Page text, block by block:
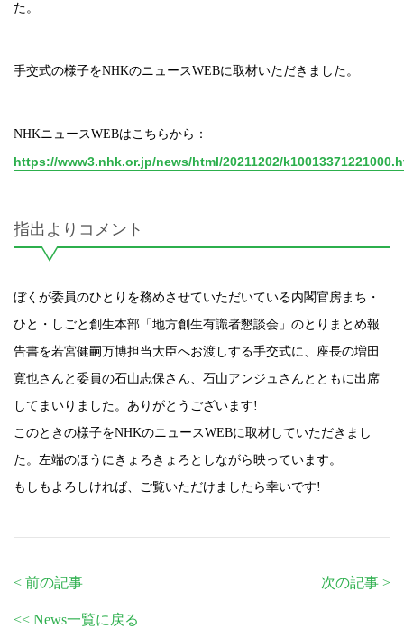
た。
手交式の様子をNHKのニュースWEBに取材いただきました。
NHKニュースWEBはこちらから：
https://www3.nhk.or.jp/news/html/20211202/
指出よりコメント
ぼくが委員のひとりを務めさせていただいている内閣官房まち・
ひと・しごと創生本部「地方創生有識者懇談会」のとりまとめ報
告書を若宮健嗣万博担当大臣へお渡しする手交式に、座長の増田
寛也さんと委員の石山志保さん、石山アンジュさんとともに出席
してまいりました。ありがとうございます!
このときの様子をNHKのニュースWEBに取材していただきまし
た。左端のほうにきょろきょろとしながら映っています。
もしもよろしければ、ご覧いただけましたら幸いです!
< 前の記事 次の記事 >
<< News一覧に戻る